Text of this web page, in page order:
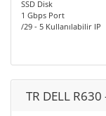
SSD Disk
1 Gbps Port
/29 - 5 Kullanılabilir IP
TR DELL